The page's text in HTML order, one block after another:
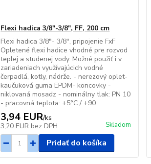
Flexi hadica 3/8"-3/8", FF, 200 cm
Flexi hadica 3/8"- 3/8", pripojenie FxF
Opletené flexi hadice vhodné pre rozvod
teplej a studenej vody. Možné použiť i v
zariadeniach využívajúcich vodné
čerpadlá, kotly, nádrže. - nerezový oplet-
kaučuková guma EPDM- koncovky -
niklovaná mosadz - nominálny tlak: PN 10
- pracovná teplota: +5°C / +90...
3,94 EUR/ks
3,20 EUR bez DPH Skladom
Pridať do košíka